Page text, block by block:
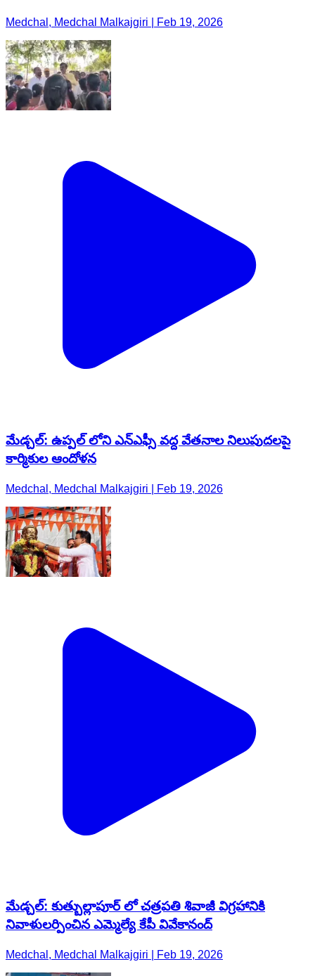
Medchal, Medchal Malkajgiri | Feb 19, 2026
మేడ్చల్: ఉప్పల్ లోని ఎన్ఎఫ్సీ వద్ద వేతనాల నిలుపుదలపై
కార్మికుల ఆందోళన
Medchal, Medchal Malkajgiri | Feb 19, 2026
మేడ్చల్: కుత్బుల్లాపూర్ లో చత్రపతి శివాజీ విగ్రహానికి
నివాళులర్పించిన ఎమ్మెల్యే కేపీ వివేకానంద్
Medchal, Medchal Malkajgiri | Feb 19, 2026